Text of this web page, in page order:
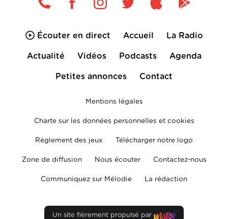
Écouter en direct Accueil La Radio
Actualité Vidéos Podcasts Agenda
Petites annonces Contact
Mentions légales
Charte sur les données personnelles et cookies
Règlement des jeux Télécharger notre logo
Zone de diffusion Nous écouter Contactez-nous
Communiquez sur Mélodie La rédaction
Un site fièrement propulsé par